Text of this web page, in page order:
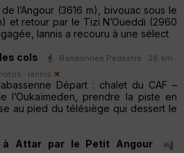
l’Angour (3616 m), bivouac sous le
et retour par le Tizi N’Oueddi (2960
Iannis a recouru à une sélect
cols
Randonnée Pédestre · 28 km ·
· Iannis
Départ : chalet du CAF –
l’Oukaïmeden, prendre la piste en
au pied du télésiège qui dessert le
à Attar par le Petit Angour